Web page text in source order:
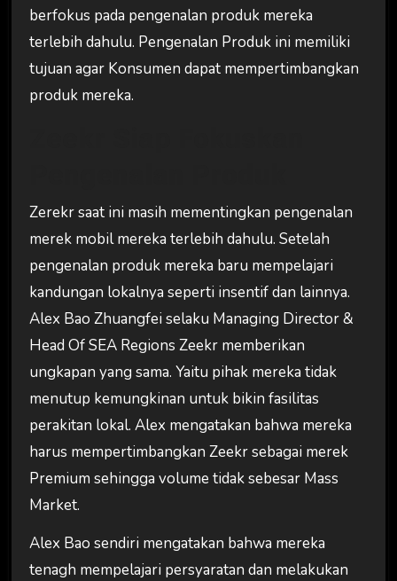
berfokus pada pengenalan produk mereka
terlebih dahulu. Pengenalan Produk ini memiliki
tujuan agar Konsumen dapat mempertimbangkan
produk mereka.
Zerekr saat ini masih mementingkan pengenalan
merek mobil mereka terlebih dahulu. Setelah
pengenalan produk mereka baru mempelajari
kandungan lokalnya seperti insentif dan lainnya.
Alex Bao Zhuangfei selaku Managing Director &
Head Of SEA Regions Zeekr memberikan
ungkapan yang sama. Yaitu pihak mereka tidak
menutup kemungkinan untuk bikin fasilitas
perakitan lokal. Alex mengatakan bahwa mereka
harus mempertimbangkan Zeekr sebagai merek
Premium sehingga volume tidak sebesar Mass
Market.
Alex Bao sendiri mengatakan bahwa mereka
tenagh mempelajari persyaratan dan melakukan